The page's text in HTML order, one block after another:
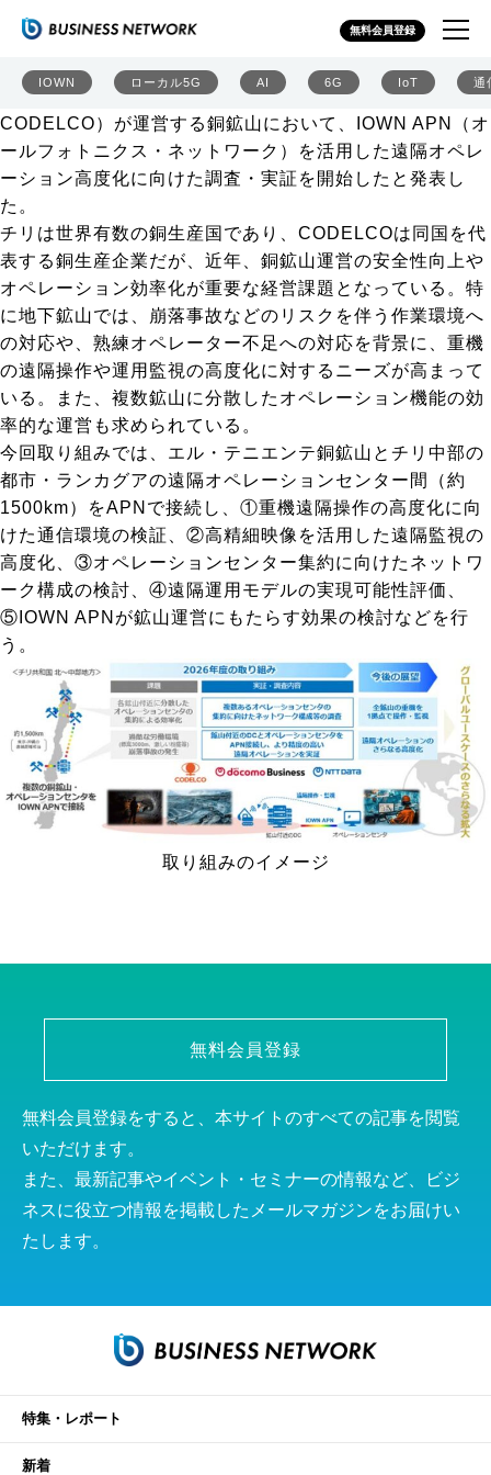
無料会員登録
IOWN ローカル5G AI 6G IoT 通
NTTドコモビジネス、IOWN APNを活用したチリ銅鉱山の
遠隔オペレーション高度化に向けた実証
NTTドコモビジネスは2026年8月6日、総務省から受託し
た調査研究事業の一環として、チリ国営銅公社（以下、
CODELCO）が運営する銅鉱山において、IOWN APN（オ
ールフォトニクス・ネットワーク）を活用した遠隔オペレ
ーション高度化に向けた調査・実証を開始したと発表し
た。
チリは世界有数の銅生産国であり、CODELCOは同国を代
表する銅生産企業だが、近年、銅鉱山運営の安全性向上や
オペレーション効率化が重要な経営課題となっている。特
に地下鉱山では、崩落事故などのリスクを伴う作業環境へ
の対応や、熟練オペレーター不足への対応を背景に、重機
の遠隔操作や運用監視の高度化に対するニーズが高まって
いる。また、複数鉱山に分散したオペレーション機能の効
率的な運営も求められている。
今回取り組みでは、エル・テニエンテ銅鉱山とチリ中部の
都市・ランカグアの遠隔オペレーションセンター間（約
1500km）をAPNで接続し、①重機遠隔操作の高度化に向
けた通信環境の検証、②高精細映像を活用した遠隔監視の
高度化、③オペレーションセンター集約に向けたネットワ
ーク構成の検討、④遠隔運用モデルの実現可能性評価、
⑤IOWN APNが鉱山運営にもたらす効果の検討などを行
う。
取り組みのイメージ
無料会員登録
無料会員登録をすると、本サイトのすべての記事を閲覧
いただけます。
また、最新記事やイベント・セミナーの情報など、ビジ
ネスに役立つ情報を掲載したメールマガジンをお届けい
たします。
特集・レポート
新着